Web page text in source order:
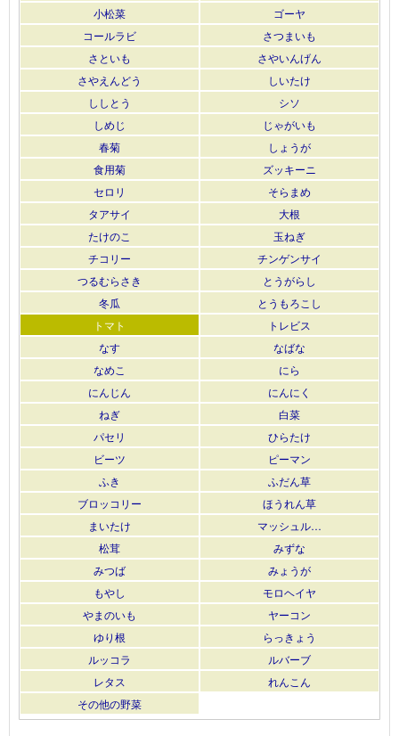
小松菜
ゴーヤ
コールラビ
さつまいも
さといも
さやいんげん
さやえんどう
しいたけ
ししとう
シソ
しめじ
じゃがいも
春菊
しょうが
食用菊
ズッキーニ
セロリ
そらまめ
タアサイ
大根
たけのこ
玉ねぎ
チコリー
チンゲンサイ
つるむらさき
とうがらし
冬瓜
とうもろこし
トマト
トレビス
なす
なばな
なめこ
にら
にんじん
にんにく
ねぎ
白菜
パセリ
ひらたけ
ビーツ
ピーマン
ふき
ふだん草
ブロッコリー
ほうれん草
まいたけ
マッシュル…
松茸
みずな
みつば
みょうが
もやし
モロヘイヤ
やまのいも
ヤーコン
ゆり根
らっきょう
ルッコラ
ルバーブ
レタス
れんこん
その他の野菜